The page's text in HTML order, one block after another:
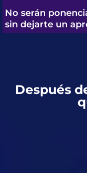
No serán
sin dejarte un
Después